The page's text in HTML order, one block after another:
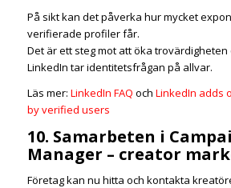
På sikt kan det påverka hur mycket
verifierade profiler får.
Det är ett steg mot att öka
LinkedIn tar identitetsfrågan på allvar.
Läs mer: LinkedIn FAQ och LinkedIn adds
by verified users
10. Samarbeten i
Manager – creator
Företag kan nu hitta och kontakta